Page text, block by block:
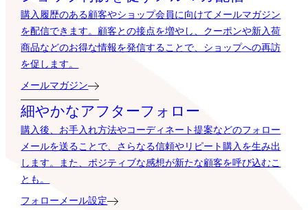
購入履歴のある顧客やショップ会員に向けてメールマガジン
を配信できます。顧客との接点を増やし、クーポンや新入荷
商品などのお得な情報を発信することで、ショップへの再訪
を促します。
メールマガジン
細やかなアフターフォロー
購入後、お手入れ方法やコーディネート提案などのフォロー
メールを送ることで、さらなる信頼やリピート購入を生み出
します。また、ポジティブな感想が新たな顧客を呼び込むこ
とも。
フォローメール設定